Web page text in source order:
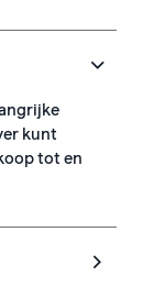
kunt
tot en